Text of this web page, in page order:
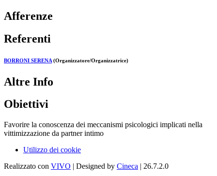
Afferenze
Referenti
BORRONI SERENA (Organizzatore/Organizzatrice)
Altre Info
Obiettivi
Favorire la conoscenza dei meccanismi psicologici implicati nella
vittimizzazione da partner intimo
Utilizzo dei cookie
Realizzato con VIVO | Designed by Cineca | 26.7.2.0